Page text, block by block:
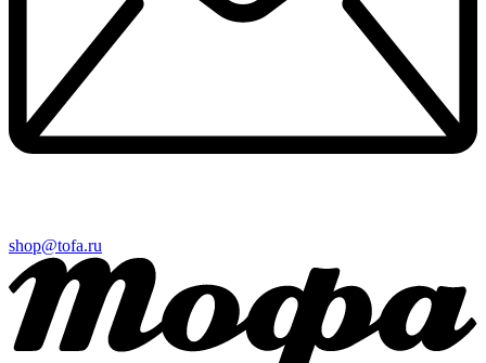
shop@tofa.ru